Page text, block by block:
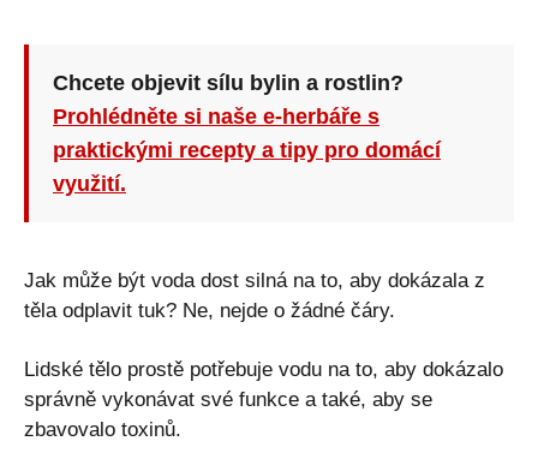
Chcete objevit sílu bylin a rostlin?
Prohlédněte si naše e-herbáře s
praktickými recepty a tipy pro domácí
využití.
Jak může být voda dost silná na to, aby dokázala z
těla odplavit tuk? Ne, nejde o žádné čáry.
Lidské tělo prostě potřebuje vodu na to, aby dokázalo
správně vykonávat své funkce a také, aby se
zbavovalo toxinů.